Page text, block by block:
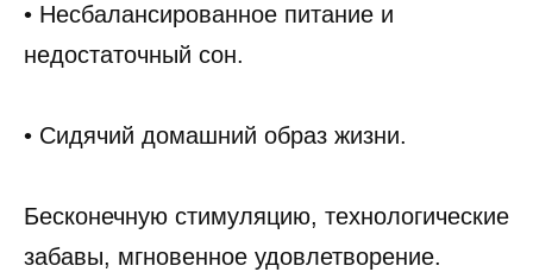
• Несбалансированное питание и
недостаточный сон.
• Сидячий домашний образ жизни.
Бесконечную стимуляцию, технологические
забавы, мгновенное удовлетворение.